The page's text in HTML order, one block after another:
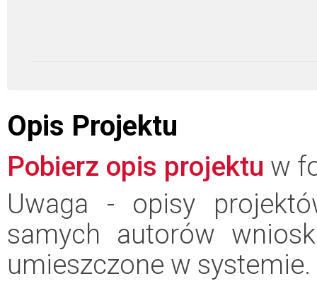
Opis Projektu
Pobierz opis projektu w
Uwaga - opisy
samych autorów
umieszczone w systemie.